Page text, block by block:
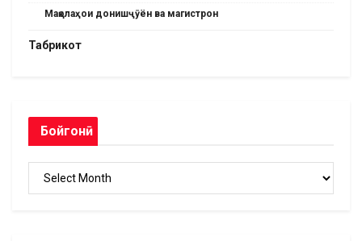
Мақолаҳои донишҷӯён ва магистрон
Табрикот
Бойгонӣ
Бойгонӣ